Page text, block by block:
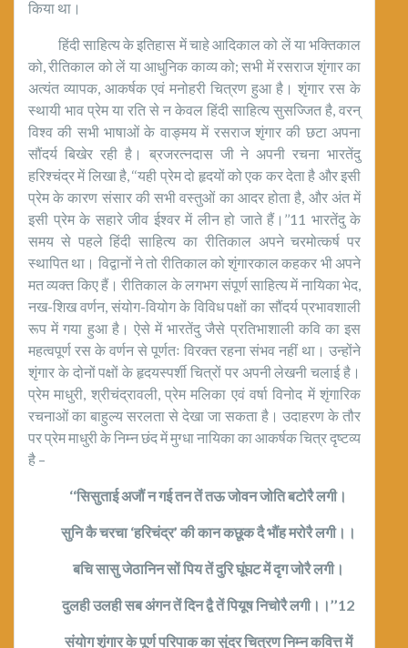
किया था।
हिंदी साहित्य के इतिहास में चाहे आदिकाल को लें या भक्तिकाल
को, रीतिकाल को लें या आधुनिक काव्य को; सभी में रसराज शृंगार का
अत्यंत व्यापक, आकर्षक एवं मनोहरी चित्रण हुआ है। शृंगार रस के
स्थायी भाव प्रेम या रति से न केवल हिंदी साहित्य सुसज्जित है, वरन्
विश्व की सभी भाषाओं के वाङ्मय में रसराज शृंगार की छटा अपना
सौंदर्य बिखेर रही है। ब्रजरत्नदास जी ने अपनी रचना भारतेंदु
हरिश्चंद्र में लिखा है, ‘‘यही प्रेम दो हृदयों को एक कर देता है और इसी
प्रेम के कारण संसार की सभी वस्तुओं का आदर होता है, और अंत में
इसी प्रेम के सहारे जीव ईश्वर में लीन हो जाते हैं।’’11 भारतेंदु के
समय से पहले हिंदी साहित्य का रीतिकाल अपने चरमोत्कर्ष पर
स्थापित था। विद्वानों ने तो रीतिकाल को शृंगारकाल कहकर भी अपने
मत व्यक्त किए हैं। रीतिकाल के लगभग संपूर्ण साहित्य में नायिका भेद,
नख-शिख वर्णन, संयोग-वियोग के विविध पक्षों का सौंदर्य प्रभावशाली
रूप में गया हुआ है। ऐसे में भारतेंदु जैसे प्रतिभाशाली कवि का इस
महत्वपूर्ण रस के वर्णन से पूर्णतः विरक्त रहना संभव नहीं था। उन्होंने
शृंगार के दोनों पक्षों के हृदयस्पर्शी चित्रों पर अपनी लेखनी चलाई है।
प्रेम माधुरी, श्रीचंद्रावली, प्रेम मलिका एवं वर्षा विनोद में शृंगारिक
रचनाओं का बाहुल्य सरलता से देखा जा सकता है। उदाहरण के तौर
पर प्रेम माधुरी के निम्न छंद में मुग्धा नायिका का आकर्षक चित्र दृष्टव्य
है –
‘‘सिसुताई अजौं न गई तन तें तऊ जोवन जोति बटोरै लगी।
सुनि कै चरचा ‘हरिचंद्र’ की कान कछूक दै भौंह मरोरै लगी।।
बचि सासु जेठानिन सों पिय तें दुरि घूंघट में दृग जोरै लगी।
दुलही उलही सब अंगन तें दिन द्वै तें पियूष निचोरै लगी।।’’12
संयोग शृंगार के पूर्ण परिपाक का सुंदर चित्रण निम्न कवित्त में